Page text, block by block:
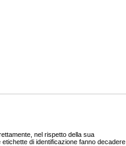
nel rispetto della sua
di identificazione fanno decadere